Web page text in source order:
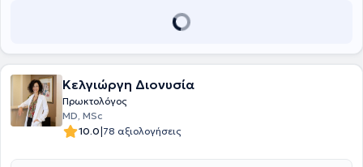
Νοσοκομείου Αθηνών "Ευαγγελισμός"και στη Χειρουργική Κλινική
του Ιατρικού Συλλόγου Αθηνών.
Κελγιώργη Διονυσία
Πρωκτολόγος
MD, MSc
10.0|78 αξιολογήσεις